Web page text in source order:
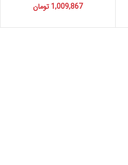
1,009,867 تومان